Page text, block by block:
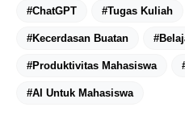
#ChatGPT #Tugas Kuliah
#Kecerdasan Buatan
#Produktivitas Mahasiswa
#AI Untuk Mahasiswa